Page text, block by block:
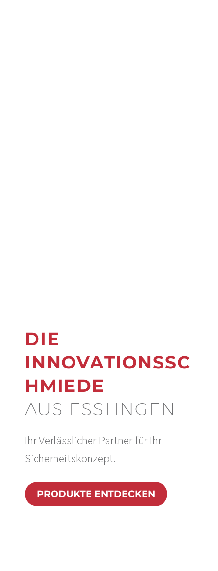
DIE
INNOVATIONSSC
HMIEDE
AUS ESSLINGEN
Ihr Verlässlicher Partner für Ihr
Sicherheitskonzept.
PRODUKTE ENTDECKEN